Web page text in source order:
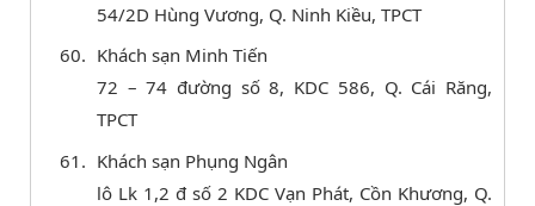
54/2D Hùng Vương, Q. Ninh Kiều, TPCT
Khách sạn Minh Tiến
72 – 74 đường số 8, KDC 586, Q. Cái Răng,
TPCT
Khách sạn Phụng Ngân
lô Lk 1,2 đ số 2 KDC Vạn Phát, Cồn Khương, Q.